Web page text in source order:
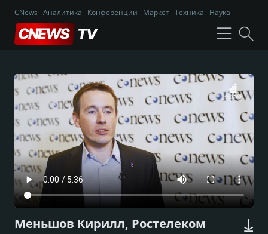
CNews Аналитика Конференции Маркет Техника Наука
Меньшов Кирилл, Ростелеком